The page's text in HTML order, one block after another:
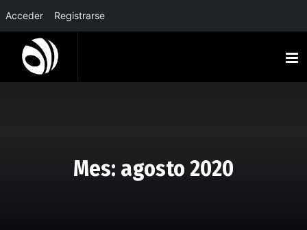
Mes: agosto 2020
Acceder Registrarse